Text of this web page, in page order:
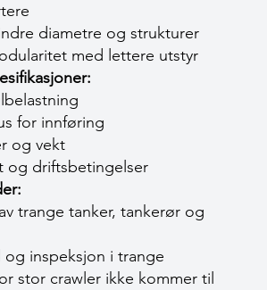
diametre og strukturer
med lettere utstyr
for innføring
og vekt
og driftsbetingelser
trange tanker, tankerør og
og inspeksjon i trange
stor crawler ikke kommer til